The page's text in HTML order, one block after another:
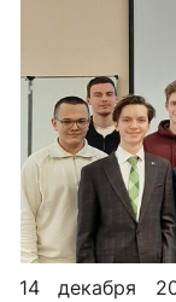
14 декабря